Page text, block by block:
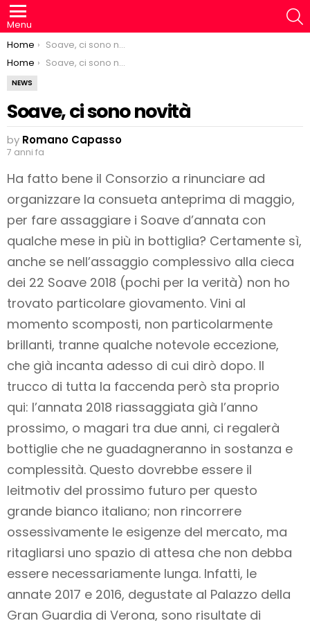
Menu
You are here:
Home
Soave, ci sono novità
You are here:
Home Soave, ci sono novità
NEWS
Soave, ci sono novità
by Romano Capasso
7 anni fa
Ha fatto bene il Consorzio a rinunciare ad
organizzare la consueta anteprima di maggio,
per fare assaggiare i Soave d’annata con
qualche mese in più in bottiglia? Certamente sì,
anche se nell’assaggio complessivo alla cieca
dei 22 Soave 2018 (pochi per la verità) non ho
trovato particolare giovamento. Vini al
momento scomposti, non particolarmente
brillanti, tranne qualche notevole eccezione,
che già incanta adesso di cui dirò dopo. Il
trucco di tutta la faccenda però sta proprio
qui: l’annata 2018 riassaggiata già l’anno
prossimo, o magari tra due anni, ci regalerà
bottiglie che ne guadagneranno in sostanza e
complessità. Questo dovrebbe essere il
leitmotiv del prossimo futuro per questo
grande bianco italiano; non rincorrere
ossessivamente le esigenze del mercato, ma
ritagliarsi uno spazio di attesa che non debba
essere necessariamente lunga. Infatti, le
annate 2017 e 2016, degustate al Palazzo della
Gran Guardia di Verona, sono risultate di